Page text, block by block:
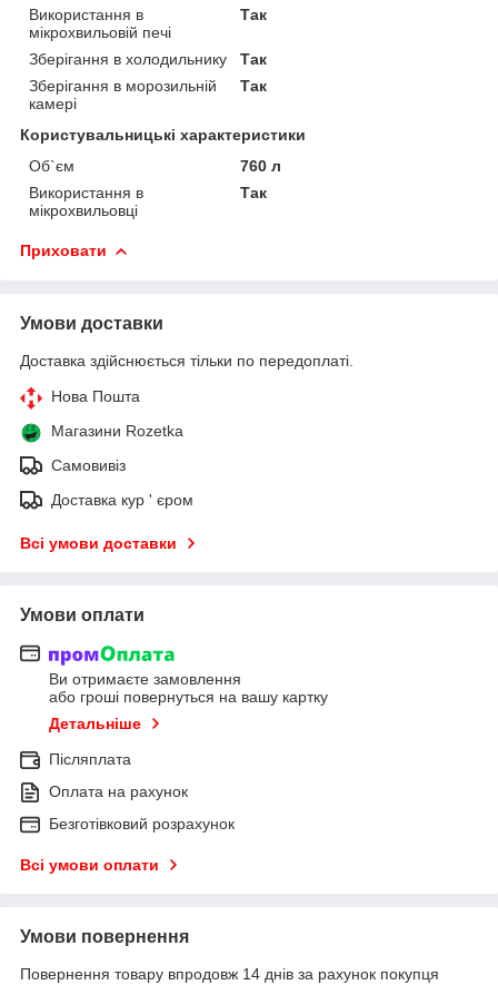
Використання в
мікрохвильовій печі
Так
Зберігання в холодильнику
Так
Зберігання в морозильній
камері
Так
Користувальницькі характеристики
Об`єм
760 л
Використання в
мікрохвильовці
Так
Приховати
Умови доставки
Доставка здійснюється тільки по передоплаті.
Нова Пошта
Магазини Rozetka
Самовивіз
Доставка кур ' єром
Всі умови доставки
Умови оплати
Ви отримаєте замовлення
або гроші повернуться на вашу картку
Детальніше
Післяплата
Оплата на рахунок
Безготівковий розрахунок
Всі умови оплати
Умови повернення
Повернення товару впродовж 14 днів за рахунок покупця